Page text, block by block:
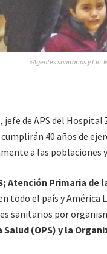
»Agentes sanitarios y Lic.
jefe de APS del
cumplirán 40 años de
a las poblaciones
Atención Primaria de
todo el país y
sanitarios por
(OPS) y la